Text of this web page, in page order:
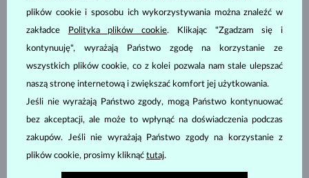
plików cookie i sposobu ich wykorzystywania można znaleźć w
zakładce
Polityka plików cookie. Klikając "Zgadzam się i
kontynuuję", wyrażają Państwo zgodę na korzystanie ze
wszystkich plików cookie, co z kolei pozwala nam stale ulepszać
naszą stronę internetową i zwiększać komfort jej użytkowania.
Jeśli nie wyrażają Państwo zgody, mogą Państwo kontynuować
bez akceptacji, ale może to wpłynąć na doświadczenia podczas
zakupów. Jeśli nie wyrażają Państwo zgody na korzystanie z
plików cookie, prosimy kliknąć tutaj.